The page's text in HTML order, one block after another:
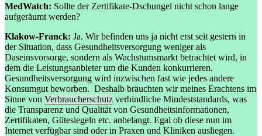
MedWatch: Sollte der Zertifikate-Dschungel nicht schon lange
aufgeräumt werden?
Klakow-Franck: Ja. Wir befinden uns ja nicht erst seit gestern in
der Situation, dass Gesundheitsversorgung weniger als
Daseinsvorsorge, sondern als Wachstumsmarkt betrachtet wird, in
dem die Leistungsanbieter um die Kunden konkurrieren.
Gesundheitsversorgung wird inzwischen fast wie jedes andere
Konsumgut beworben. Deshalb bräuchten wir meines Erachtens im
Sinne von Verbraucherschutz verbindliche Mindeststandards, was
die Transparenz und Qualität von Gesundheitsinformationen,
Zertifikaten, Gütesiegeln etc. anbelangt. Egal ob diese nun im
Internet verfügbar sind oder in Praxen und Kliniken ausliegen.